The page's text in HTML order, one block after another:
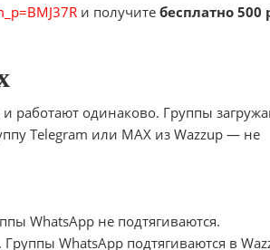
и получите бесплатно 500
и работают одинаково. Группы
Telegram или MAX из Wazzup — не
WhatsApp не подтягиваются.
WhatsApp подтягиваются в